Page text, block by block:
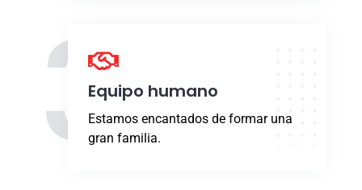
3Equipo humano
Estamos encantados de formar una
gran familia.